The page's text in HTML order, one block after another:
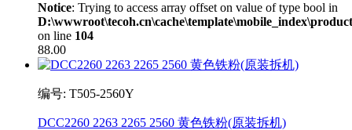
Notice: Trying to access array offset on value of type bool in
on line 104
88.00
编号: T505-2560Y
DCC2260 2263 2265 2560 黄色铁粉(原装拆机)